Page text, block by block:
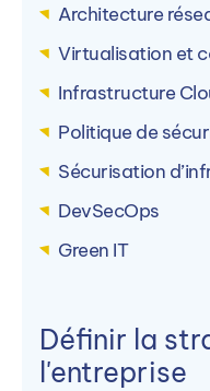
Architecture
Virtualisation et
Infrastructure
Politique de
Sécurisation
DevSecOps
Green IT
Définir la
l'entreprise